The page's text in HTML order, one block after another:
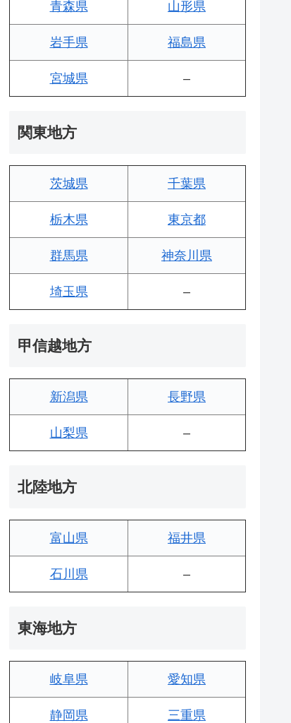
青森県 山形県
岩手県 福島県
宮城県 –
関東地方
茨城県 千葉県
栃木県 東京都
群馬県 神奈川県
埼玉県 –
甲信越地方
新潟県 長野県
山梨県 –
北陸地方
富山県 福井県
石川県 –
東海地方
岐阜県 愛知県
静岡県 三重県